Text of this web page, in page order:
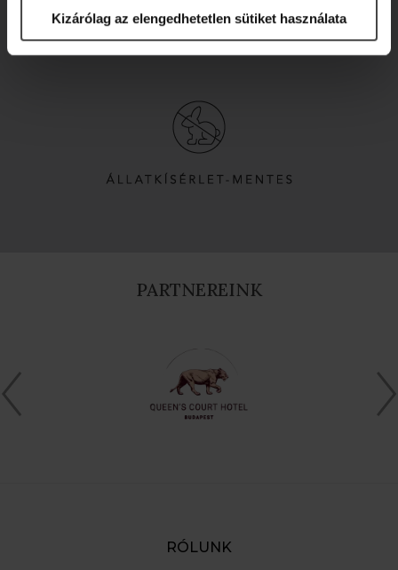
Kizárólag az elengedhetetlen sütiket használata
PARTNEREINK
RÓLUNK